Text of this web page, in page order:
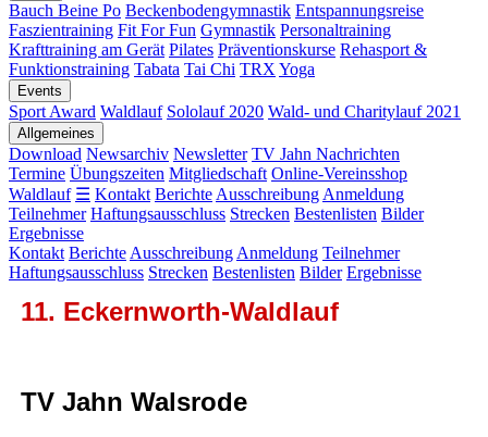
Bauch Beine Po Beckenbodengymnastik Entspannungsreise
Faszientraining Fit For Fun Gymnastik Personaltraining
Krafttraining am Gerät Pilates Präventionskurse Rehasport &
Funktionstraining Tabata Tai Chi TRX Yoga
Events
Sport Award Waldlauf Sololauf 2020 Wald- und Charitylauf 2021
Allgemeines
Download Newsarchiv Newsletter TV Jahn Nachrichten
Termine Übungszeiten Mitgliedschaft Online-Vereinsshop
Waldlauf ☰ Kontakt Berichte Ausschreibung Anmeldung
Teilnehmer Haftungsausschluss Strecken Bestenlisten Bilder
Ergebnisse
Kontakt Berichte Ausschreibung Anmeldung Teilnehmer
Haftungsausschluss Strecken Bestenlisten Bilder Ergebnisse